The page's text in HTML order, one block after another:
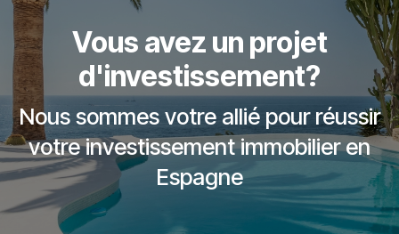
Vous avez un projet
d'investissement?
Nous sommes votre allié pour réussir
votre investissement immobilier en
Espagne